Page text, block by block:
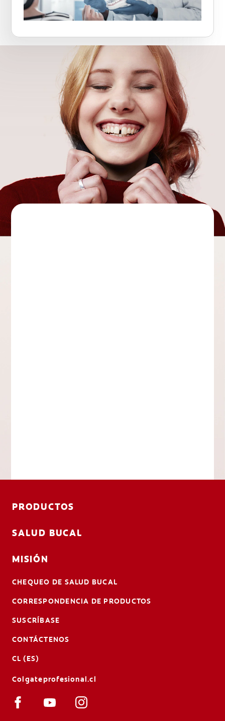
PRODUCTOS
SALUD BUCAL
MISIÓN
CHEQUEO DE SALUD BUCAL
CORRESPONDENCIA DE PRODUCTOS
SUSCRÍBASE
CONTÁCTENOS
CL (ES)
Colgateprofesional.cl